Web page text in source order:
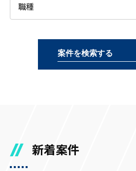
職種
セキュリティコンサルタント
SOC
CxO
案件を検索する
新着案件